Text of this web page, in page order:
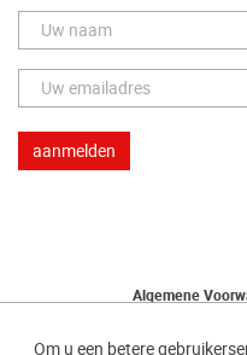
Om u een betere
Algemene